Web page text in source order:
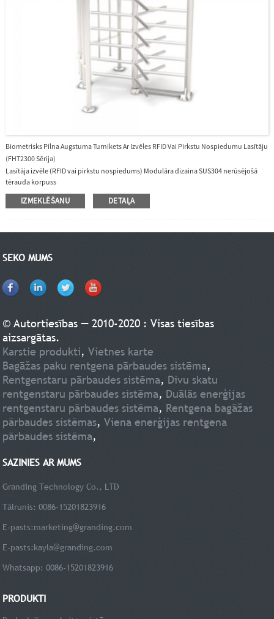
Biometrisks Pilna Augstuma Turnikets Ar Izvēles RFID Vai Pirkstu Nospiedumu Lasītāju
(FHT2300 Sērija)
Lasītāja izvēle (RFID vai pirkstu nospiedums) Modulāra dizaina SUS304 nerūsējošā
tērauda korpuss
IZMEKLĒŠANU DETAĻA
SEKO MUMS
© Autortiesības — 2010-2020 : Visas tiesības
aizsargātas.
Karstie produkti,Vietnes karte
Bagāžas paku rentgena pārbaudes sistēma,
Rentgenstaru pārbaudes sistēma, Divu skatu
rentgenstaru pārbaudes sistēma, Duālās enerģijas
rentgenstaru pārbaudes sistēma, Rentgena bagāžas
pārbaudes sistēmas,Viena enerģijas rentgena
pārbaudes sistēma,
SAZINIES AR MUMS
Granding Technology Co., LTD
Tālrunis: 0086-15201823916
E-pasts:marketing@granding.com
E-pasts:kayla@granding.com
Whatsapp: 0086-15201823916
PRODUKTI